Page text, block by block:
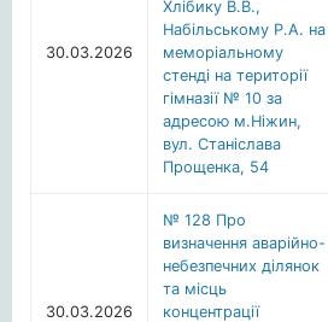
30.03.2026
Хлібику В.В.,
Набільському Р.А. на
меморіальному
стенді на території
гімназії № 10 за
адресою м.Ніжин,
вул. Станіслава
Прощенка, 54
30.03.2026
№ 128 Про
визначення аварійно-
небезпечних ділянок
та місць
концентрації